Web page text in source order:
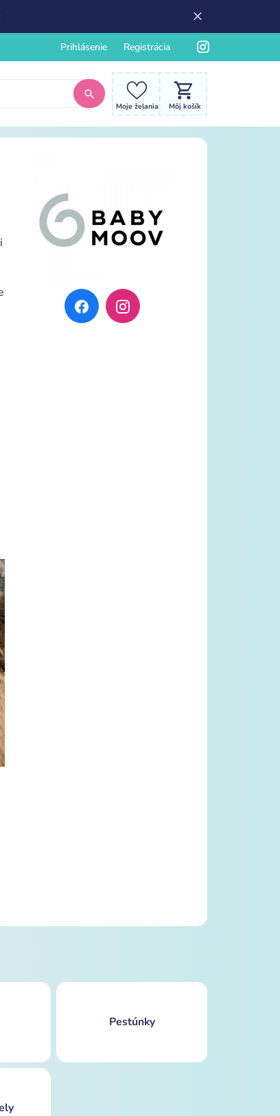
Prihlásenie Registrácia
Moje želania Môj košík
Pestúnky